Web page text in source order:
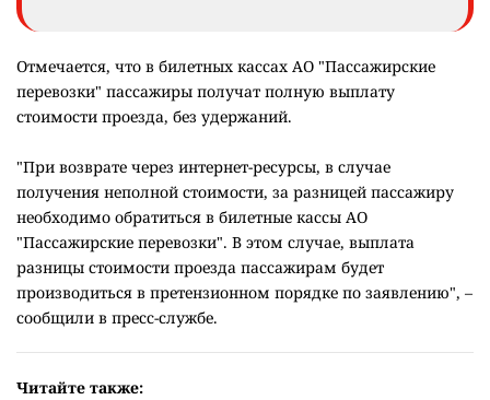
Отмечается, что в билетных кассах АО "Пассажирские
перевозки" пассажиры получат полную выплату
стоимости проезда, без удержаний.
"При возврате через интернет-ресурсы, в случае
получения неполной стоимости, за разницей пассажиру
необходимо обратиться в билетные кассы АО
"Пассажирские перевозки". В этом случае, выплата
разницы стоимости проезда пассажирам будет
производиться в претензионном порядке по заявлению", –
сообщили в пресс-службе.
Читайте также: